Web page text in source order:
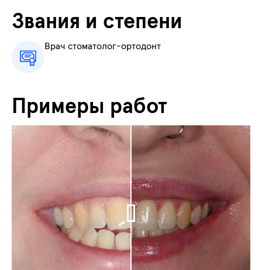
Звания и степени
Врач стоматолог-ортодонт
Примеры работ